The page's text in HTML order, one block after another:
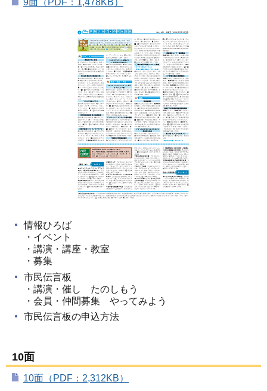
9面（PDF：1,478KB）
情報ひろば
・イベント
・講演・講座・教室
・募集
市民伝言板
・講演・催し たのしもう
・会員・仲間募集 やってみよう
市民伝言板の申込方法
10面
10面（PDF：2,312KB）